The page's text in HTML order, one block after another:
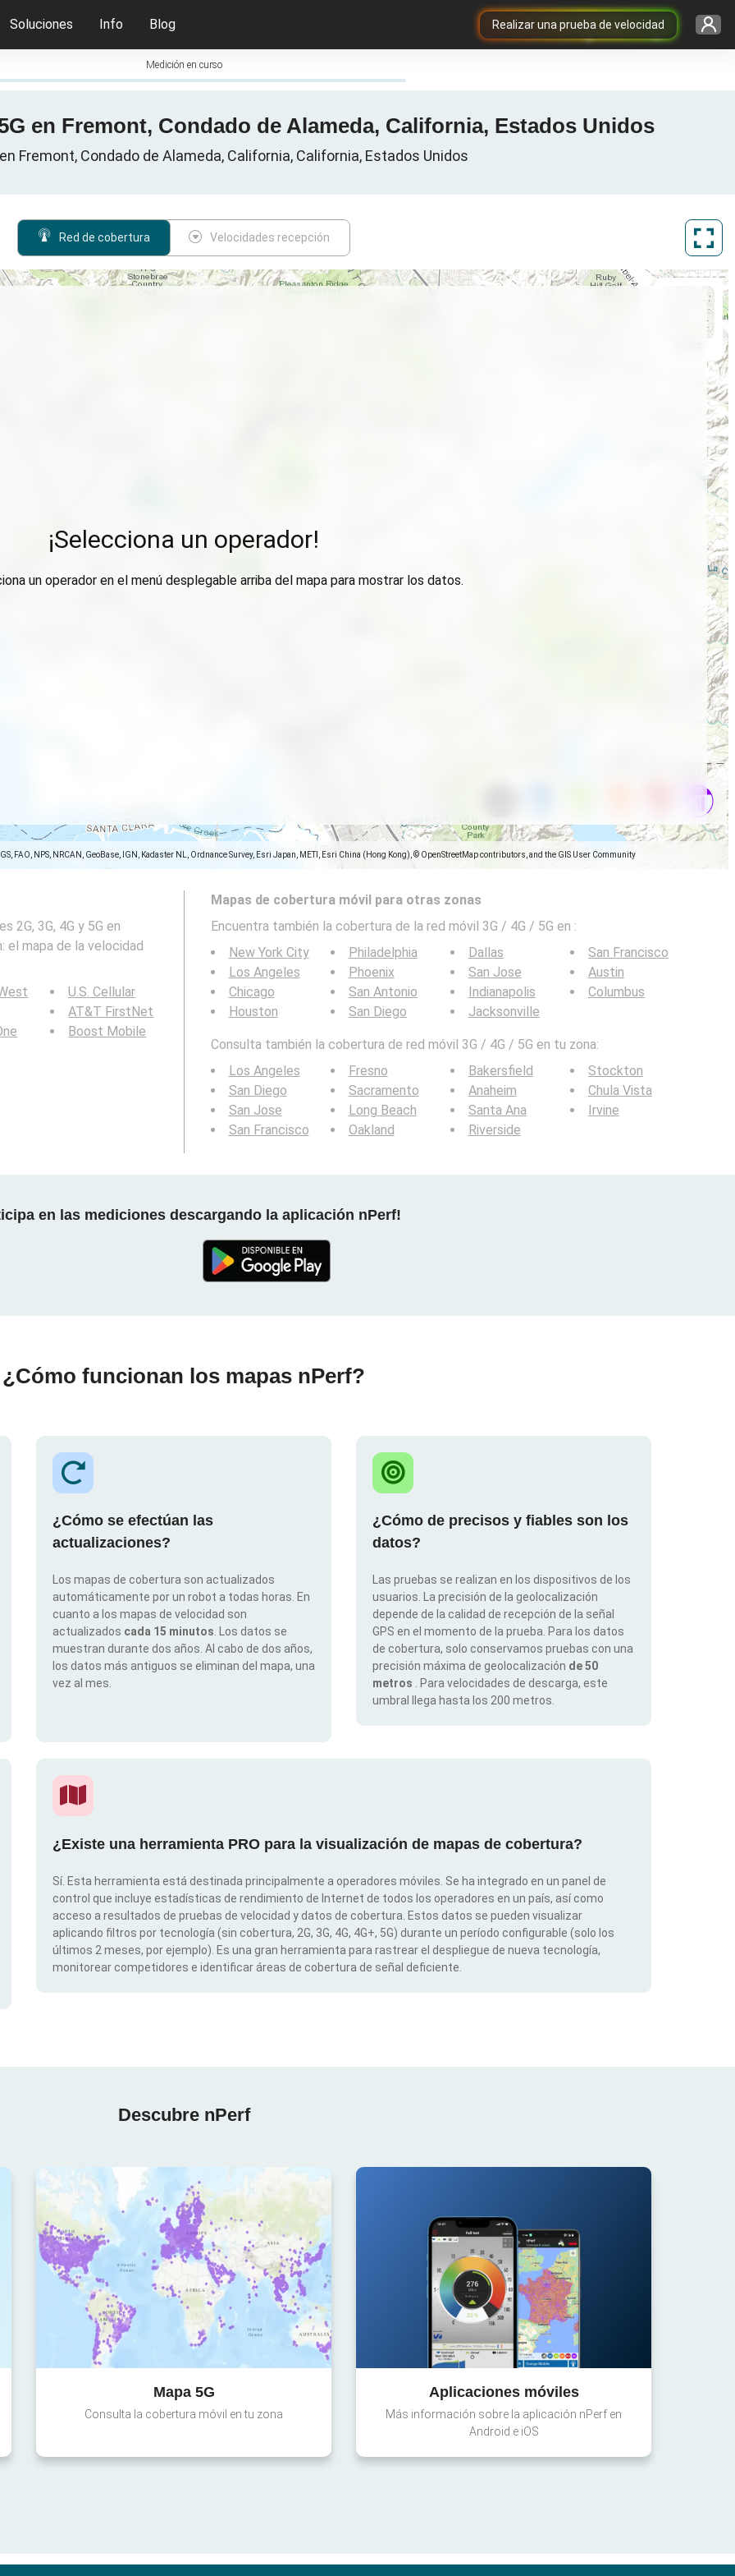
Realizar una prueba de velocidad
Soluciones Info Blog
Medición en curso
en Fremont, Condado de Alameda, California, Estados Unidos
Fremont, Condado de Alameda, California, California, Estados Unidos
Red de cobertura Velocidades recepción
FAO, NPS, NRCAN, GeoBase, IGN, Kadaster NL, Ordnance Survey, Esri Japan, METI, Esri China (Hong Kong), © OpenStreetMap contributors, and the GIS User Community
¡Selecciona un operador!
un operador en el menú desplegable arriba del mapa para mostrar los datos.
2G, 3G, 4G y 5G en
el mapa de la velocidad
U.S. Cellular
AT&T FirstNet
Boost Mobile
Mapas de cobertura móvil para otras zonas
Encuentra también la cobertura de la red móvil 3G / 4G / 5G en :
New York City
Los Angeles
Chicago
Houston
Philadelphia
Phoenix
San Antonio
San Diego
Dallas
San Jose
Indianapolis
Jacksonville
San Francisco
Austin
Columbus
Consulta también la cobertura de red móvil 3G / 4G / 5G en tu zona:
Los Angeles
San Diego
San Jose
San Francisco
Fresno
Sacramento
Long Beach
Oakland
Bakersfield
Anaheim
Santa Ana
Riverside
Stockton
Chula Vista
Irvine
en las mediciones descargando la aplicación nPerf!
¿Cómo funcionan los mapas nPerf?
¿Cómo se efectúan las
actualizaciones?
Los mapas de cobertura son actualizados
automáticamente por un robot a todas horas. En
cuanto a los mapas de velocidad son
actualizados cada 15 minutos . Los datos se
muestran durante dos años. Al cabo de dos años,
los datos más antiguos se eliminan del mapa, una
vez al mes.
¿Cómo de precisos y fiables son los
datos?
Las pruebas se realizan en los dispositivos de los
usuarios. La precisión de la geolocalización
depende de la calidad de recepción de la señal
GPS en el momento de la prueba. Para los datos
de cobertura, solo conservamos pruebas con una
precisión máxima de geolocalización de 50
metros
. Para velocidades de descarga, este
umbral llega hasta los 200 metros.
¿Existe una herramienta PRO para la visualización de mapas de cobertura?
Sí. Esta herramienta está destinada principalmente a operadores móviles. Se ha integrado en un panel de
control que incluye estadísticas de rendimiento de Internet de todos los operadores en un país, así como
acceso a resultados de pruebas de velocidad y datos de cobertura. Estos datos se pueden visualizar
aplicando filtros por tecnología (sin cobertura, 2G, 3G, 4G, 4G+, 5G) durante un período configurable (solo los
últimos 2 meses, por ejemplo). Es una gran herramienta para rastrear el despliegue de nueva tecnología,
monitorear competidores e identificar áreas de cobertura de señal deficiente.
Descubre nPerf
Mapa 5G
Consulta la cobertura móvil en tu zona
Aplicaciones móviles
Más información sobre la aplicación nPerf en
Android e iOS